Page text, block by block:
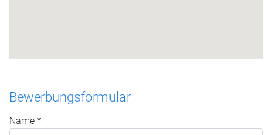
Bewerbungsformular
Name *